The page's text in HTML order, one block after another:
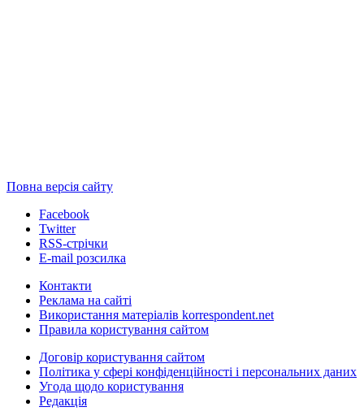
Повна версія сайту
Facebook
Twitter
RSS-стрічки
E-mail розсилка
Контакти
Реклама на сайті
Використання матеріалів korrespondent.net
Правила користування сайтом
Договір користування сайтом
Політика у сфері конфіденційності і персональних даних
Угода щодо користування
Редакція